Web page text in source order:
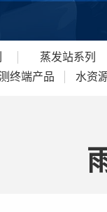
蒸发站系列
终端产品
水资